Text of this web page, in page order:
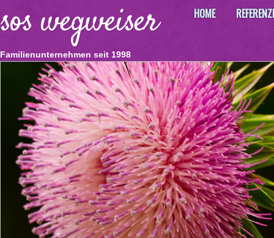
sos wegweiser
Familienunternehmen seit 1998
HOME